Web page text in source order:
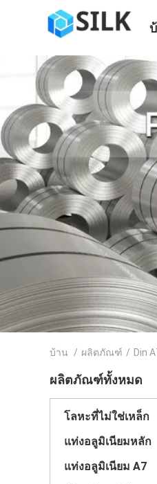
บ้าน / ผลิตภัณฑ์ / Din
ผลิตภัณฑ์ทั้งหมด
โลหะที่ไม่ใช่เหล็ก
แท่งอลูมิเนียมหลัก
แท่งอลูมิเนียม A7